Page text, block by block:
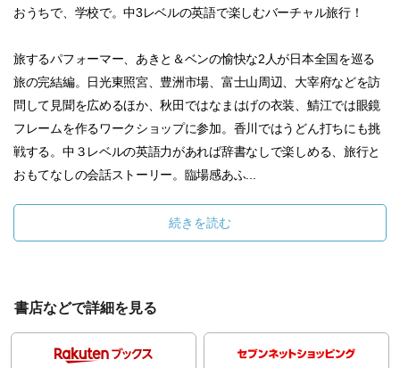
おうちで、学校で。中3レベルの英語で楽しむバーチャル旅行！
旅するパフォーマー、あきと＆ベンの愉快な2人が日本全国を巡る
旅の完結編。日光東照宮、豊洲市場、富士山周辺、大宰府などを訪
問して見聞を広めるほか、秋田ではなまはげの衣装、鯖江では眼鏡
フレームを作るワークショップに参加。香川ではうどん打ちにも挑
戦する。中３レベルの英語力があれば辞書なしで楽しめる、旅行と
おもてなしの会話ストーリー。臨場感あふ...
続きを読む
書店などで詳細を見る